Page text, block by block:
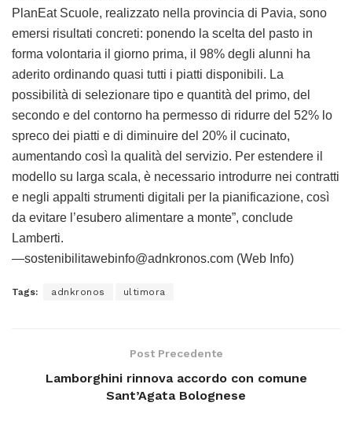
PlanEat Scuole, realizzato nella provincia di Pavia, sono
emersi risultati concreti: ponendo la scelta del pasto in
forma volontaria il giorno prima, il 98% degli alunni ha
aderito ordinando quasi tutti i piatti disponibili. La
possibilità di selezionare tipo e quantità del primo, del
secondo e del contorno ha permesso di ridurre del 52% lo
spreco dei piatti e di diminuire del 20% il cucinato,
aumentando così la qualità del servizio. Per estendere il
modello su larga scala, è necessario introdurre nei contratti
e negli appalti strumenti digitali per la pianificazione, così
da evitare l’esubero alimentare a monte”, conclude
Lamberti.
—sostenibilitawebinfo@adnkronos.com (Web Info)
Tags: adnkronos ultimora
Post Precedente
Lamborghini rinnova accordo con comune
Sant’Agata Bolognese